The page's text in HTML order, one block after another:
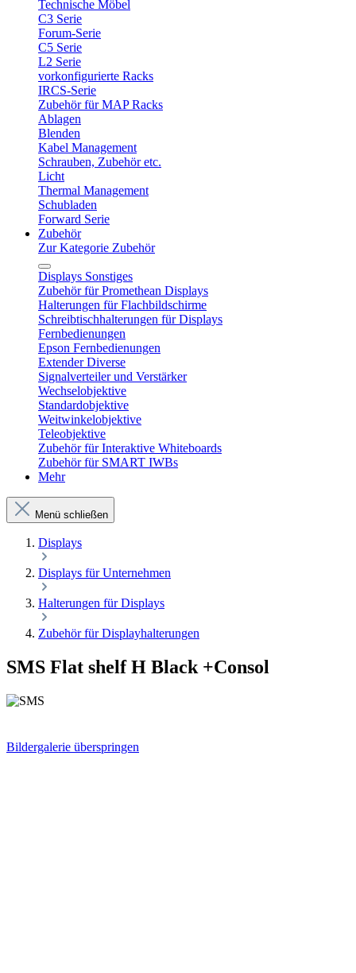
Technische Möbel
C3 Serie
Forum-Serie
C5 Serie
L2 Serie
vorkonfigurierte Racks
IRCS-Serie
Zubehör für MAP Racks
Ablagen
Blenden
Kabel Management
Schrauben, Zubehör etc.
Licht
Thermal Management
Schubladen
Forward Serie
Zubehör
Zur Kategorie Zubehör
Displays Sonstiges
Zubehör für Promethean Displays
Halterungen für Flachbildschirme
Schreibtischhalterungen für Displays
Fernbedienungen
Epson Fernbedienungen
Extender Diverse
Signalverteiler und Verstärker
Wechselobjektive
Standardobjektive
Weitwinkelobjektive
Teleobjektive
Zubehör für Interaktive Whiteboards
Zubehör für SMART IWBs
Mehr
Menü schließen
Displays
Displays für Unternehmen
Halterungen für Displays
Zubehör für Displayhalterungen
SMS Flat shelf H Black +Consol
Bildergalerie überspringen